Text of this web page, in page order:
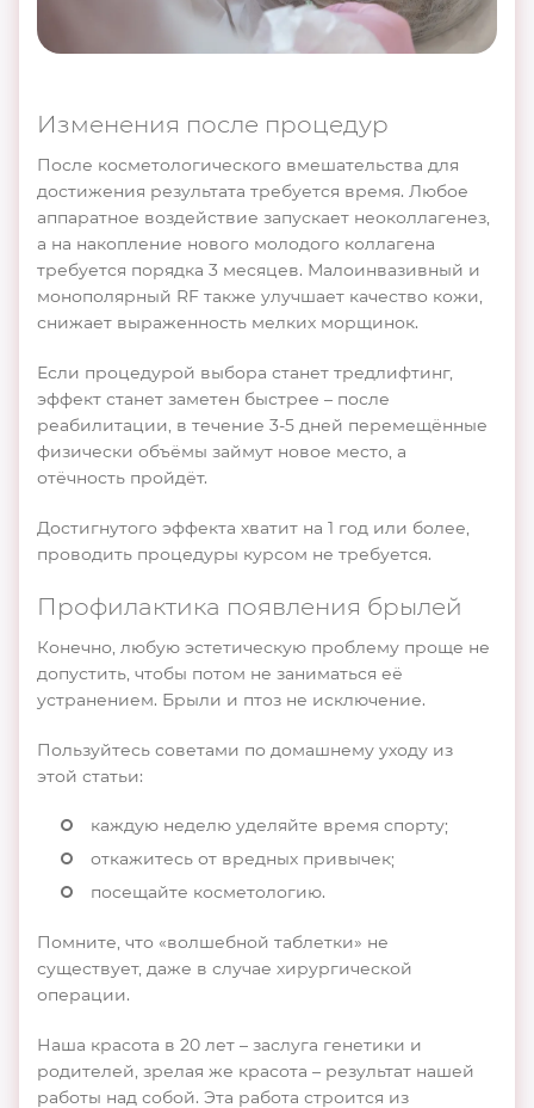
Изменения после процедур
После косметологического вмешательства для
достижения результата требуется время. Любое
аппаратное воздействие запускает неоколлагенез,
а на накопление нового молодого коллагена
требуется порядка 3 месяцев. Малоинвазивный и
монополярный RF также улучшает качество кожи,
снижает выраженность мелких морщинок.
Если процедурой выбора станет тредлифтинг,
эффект станет заметен быстрее – после
реабилитации, в течение 3-5 дней перемещённые
физически объёмы займут новое место, а
отёчность пройдёт.
Достигнутого эффекта хватит на 1 год или более,
проводить процедуры курсом не требуется.
Профилактика появления брылей
Конечно, любую эстетическую проблему проще не
допустить, чтобы потом не заниматься её
устранением. Брыли и птоз не исключение.
Пользуйтесь советами по домашнему уходу из
этой статьи:
каждую неделю уделяйте время спорту;
откажитесь от вредных привычек;
посещайте косметологию.
Помните, что «волшебной таблетки» не
существует, даже в случае хирургической
операции.
Наша красота в 20 лет – заслуга генетики и
родителей, зрелая же красота – результат нашей
работы над собой. Эта работа строится из